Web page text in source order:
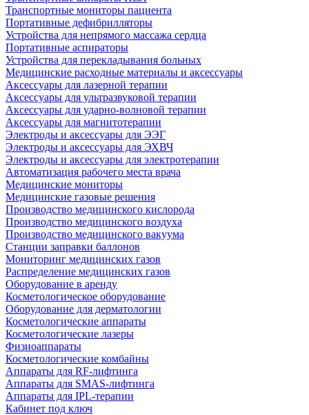
Транспортные мониторы пациента
Портативные дефибрилляторы
Устройства для непрямого массажа сердца
Портативные аспираторы
Устройства для перекладывания больных
Медицинские расходные материалы и аксессуары
Аксессуары для лазерной терапии
Аксессуары для ультразвуковой терапии
Аксессуары для ударно-волновой терапии
Аксессуары для магнитотерапии
Электроды и аксессуары для ЭЭГ
Электроды и аксессуары для ЭХВЧ
Электроды и аксессуары для электротерапии
Автоматизация рабочего места врача
Медицинские мониторы
Медицинские газовые решения
Производство медицинского кислорода
Производство медицинского воздуха
Производство медицинского вакуума
Станции заправки баллонов
Мониторинг медицинских газов
Распределение медицинских газов
Оборудование в аренду
Косметологическое оборудование
Оборудование для дерматологии
Косметологические аппараты
Косметологические лазеры
Физиоаппараты
Косметологические комбайны
Аппараты для RF-лифтинга
Аппараты для SMAS-лифтинга
Аппараты для IPL-терапии
Кабинет под ключ